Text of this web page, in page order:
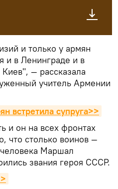
и только у армян
и в Ленинграде и в
— рассказала
учитель Армении
встретила супруга>>
и он на всех фронтах
что столько воинов —
Маршал
звания героя СССР.